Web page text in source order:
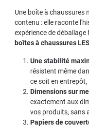
Une boîte à chaussures
contenu : elle raconte
expérience de déballage
boîtes à chaussures
Une stabilité
résistent même
ce soit en
Dimensions sur
exactement aux
vos produits, sans
Papiers de